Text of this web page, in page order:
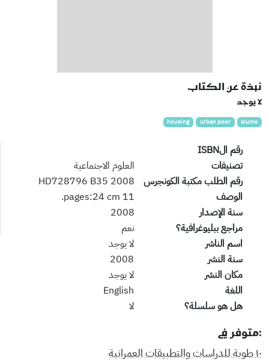
نبذة عن الكتاب
لا يوجد
slums
urban poor
housing
رقم الISBN
تصنيفات
العلوم الاجتماعية
رقم الطلب مكتبة الكونجرس
HD728796 B35 2008
الوصف
11 pages:24 cm.
سنة الإصدار
2008
مراجع ببليوغرافية؟
نعم
اسم الناشر
لا يوجد
سنة النشر
2008
مكان النشر
لا يوجد
اللغة
English
هل هو سلسلة؟
لا
:متوفر في
١٠ طوبة للدراسات والتطبيقات العمرانية